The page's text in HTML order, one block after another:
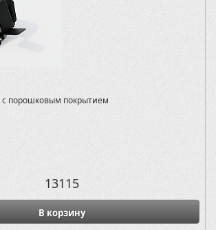
с порошковым покрытием
13115
В корзину